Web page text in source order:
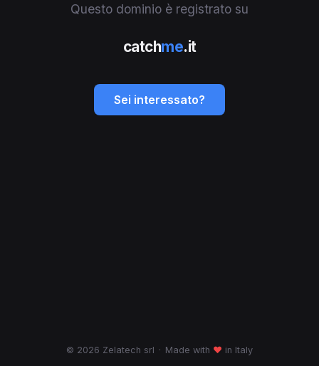
Questo dominio è registrato su
catchme.it
Sei interessato?
© 2026 Zelatech srl · Made with ♥ in Italy